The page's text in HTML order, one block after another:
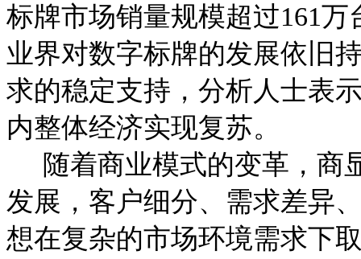
标牌市场销量规模超过161万
业界对数字标牌的发展依旧
求的稳定支持，分析人士表
内整体经济实现复苏。
随着商业模式的变革，商
发展，客户细分、需求差异
想在复杂的市场环境需求下